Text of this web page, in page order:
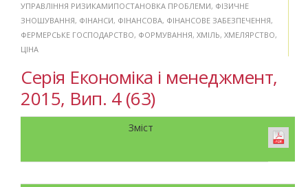
УПРАВЛІННЯ РИЗИКАМИПОСТАНОВКА ПРОБЛЕМИ, ФІЗИЧНЕ
ЗНОШУВАННЯ, ФІНАНСИ, ФІНАНСОВА, ФІНАНСОВЕ ЗАБЕЗПЕЧЕННЯ,
ФЕРМЕРСЬКЕ ГОСПОДАРСТВО, ФОРМУВАННЯ, ХМІЛЬ, ХМЕЛЯРСТВО,
ЦІНА
Серія Економіка і менеджмент,
2015, Вип. 4 (63)
Зміст